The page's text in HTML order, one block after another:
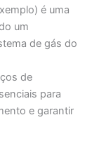
é uma
um
de gás do
de
para
e garantir